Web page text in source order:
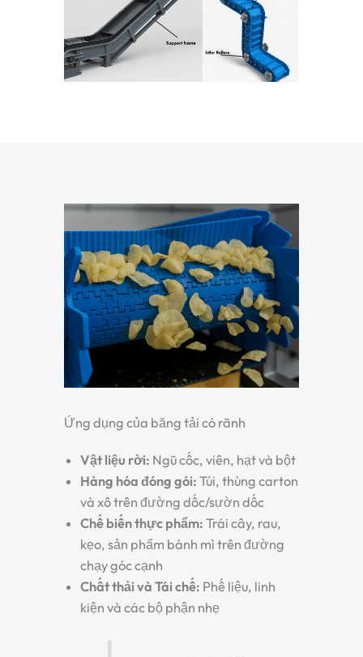
Ứng dụng của băng tải có rãnh
Vật liệu rời: Ngũ cốc, viên, hạt và bột
Hàng hóa đóng gói: Túi, thùng carton
và xô trên đường dốc/sườn dốc
Chế biến thực phẩm: Trái cây, rau,
kẹo, sản phẩm bánh mì trên đường
chạy góc cạnh
Chất thải và Tái chế: Phế liệu, linh
kiện và các bộ phận nhẹ